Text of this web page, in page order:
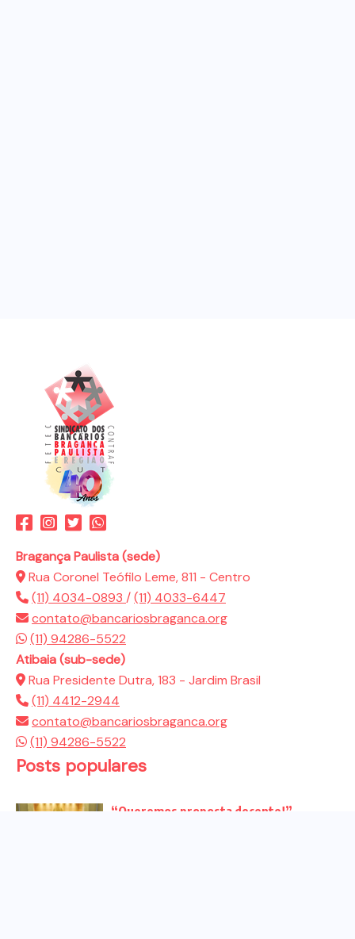
Bragança Paulista (sede)
Rua Coronel Teófilo Leme, 811 - Centro
(11) 4034-0893 /(11) 4033-6447
contato@bancariosbraganca.org
(11) 94286-5522
Atibaia (sub-sede)
Rua Presidente Dutra, 183 - Jardim Brasil
(11) 4412-2944
contato@bancariosbraganca.org
(11) 94286-5522
Posts populares
“Queremos proposta decente!”